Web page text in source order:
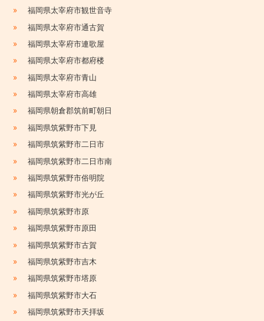
» 福岡県太宰府市観世音寺
» 福岡県太宰府市通古賀
» 福岡県太宰府市連歌屋
» 福岡県太宰府市都府楼
» 福岡県太宰府市青山
» 福岡県太宰府市高雄
» 福岡県朝倉郡筑前町朝日
» 福岡県筑紫野市下見
» 福岡県筑紫野市二日市
» 福岡県筑紫野市二日市南
» 福岡県筑紫野市俗明院
» 福岡県筑紫野市光が丘
» 福岡県筑紫野市原
» 福岡県筑紫野市原田
» 福岡県筑紫野市古賀
» 福岡県筑紫野市吉木
» 福岡県筑紫野市塔原
» 福岡県筑紫野市大石
» 福岡県筑紫野市天拝坂